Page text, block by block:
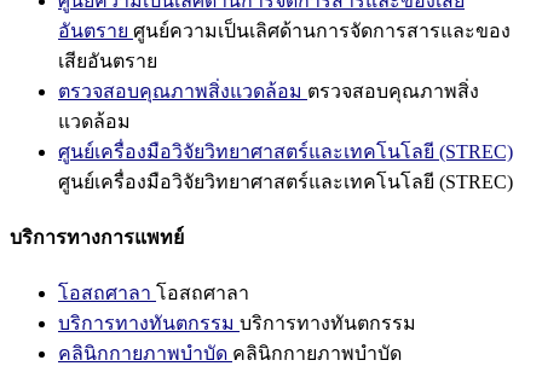
อันตราย ศูนย์ความเป็นเลิศด้านการจัดการสารและของ
เสียอันตราย
ตรวจสอบคุณภาพสิ่งแวดล้อม ตรวจสอบคุณภาพสิ่ง
แวดล้อม
ศูนย์เครื่องมือวิจัยวิทยาศาสตร์และเทคโนโลยี (STREC)
ศูนย์เครื่องมือวิจัยวิทยาศาสตร์และเทคโนโลยี (STREC)
บริการทางการแพทย์
โอสถศาลา โอสถศาลา
บริการทางทันตกรรม บริการทางทันตกรรม
คลินิกกายภาพบำบัด คลินิกกายภาพบำบัด